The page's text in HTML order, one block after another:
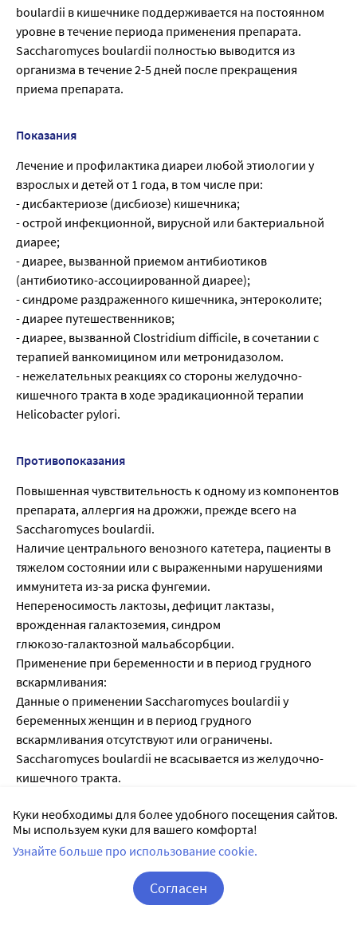
boulardii в кишечнике поддерживается на постоянном
уровне в течение периода применения препарата.
Saccharomyces boulardii полностью выводится из
организма в течение 2-5 дней после прекращения
приема препарата.
Показания
Лечение и профилактика диареи любой этиологии у
взрослых и детей от 1 года, в том числе при:
- дисбактериозе (дисбиозе) кишечника;
- острой инфекционной, вирусной или бактериальной
диарее;
- диарее, вызванной приемом антибиотиков
(антибиотико-ассоциированной диарее);
- синдроме раздраженного кишечника, энтероколите;
- диарее путешественников;
- диарее, вызванной Clostridium difficile, в сочетании с
терапией ванкомицином или метронидазолом.
- нежелательных реакциях со стороны желудочно-
кишечного тракта в ходе эрадикационной терапии
Helicobacter pylori.
Противопоказания
Повышенная чувствительность к одному из компонентов
препарата, аллергия на дрожжи, прежде всего на
Saccharomyces boulardii.
Наличие центрального венозного катетера, пациенты в
тяжелом состоянии или с выраженными нарушениями
иммунитета из-за риска фунгемии.
Непереносимость лактозы, дефицит лактазы,
врожденная галактоземия, синдром
глюкозо-галактозной мальабсорбции.
Применение при беременности и в период грудного
вскармливания:
Данные о применении Saccharomyces boulardii у
беременных женщин и в период грудного
вскармливания отсутствуют или ограничены.
Saccharomyces boulardii не всасывается из желудочно-
кишечного тракта.
проводить оценку соотношения пользы препарата к
возможному риску до начала применения препарата во
время беременности и в период грудного
Куки необходимы для более удобного посещения сайтов.
Мы используем куки для вашего комфорта!
Узнайте больше про использование cookie.
Согласен